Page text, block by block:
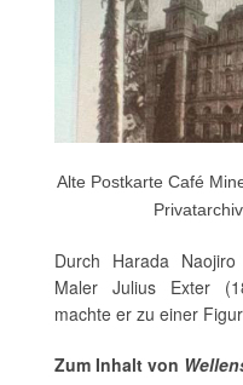
Alte Postkarte Café
Durch Harada
Maler Julius Exter
machte er zu einer
Zum Inhalt von